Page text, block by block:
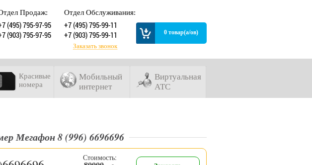
Продаж:
(495) 795-97-95
(903) 795-97-95
Отдел Обслуживания:
+7 (495) 795-99-11
+7 (903) 795-99-11
Заказать звонок
0 товар(а/ов)
Красивые
номера
Мобильный
интернет
Виртуальная
АТС
Мегафон 8 (996) 6696696
Стоимость: